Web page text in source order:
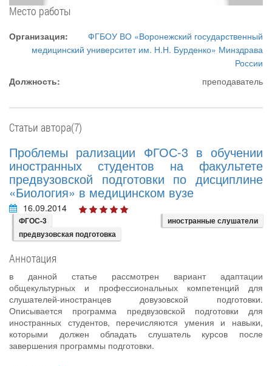
Место работы
Организация:
ФГБОУ ВО «Воронежский государственный
медицинский университет им. Н.Н. Бурденко» Минздрава
России
Должность:
преподаватель
Статьи автора(7)
Проблемы рализации ФГОС-3 в обучении
иностранных студентов на факультете
предвузовской подготовки по дисциплине
«Биология» в медицинском вузе
16.09.2014
ФГОС-3
иностранные слушатели
предвузовская подготовка
Аннотация
в данной статье рассмотрен вариант адаптации
общекультурных и профессиональных компетенций для
слушателей-иностранцев довузовской подготовки.
Описывается программа предвузовской подготовки для
иностранных студентов, перечисляются умения и навыки,
которыми должен обладать слушатель курсов после
завершения программы подготовки.